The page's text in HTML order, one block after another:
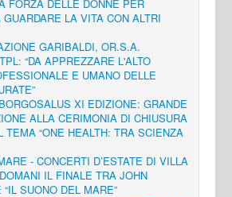
FORZA DELLE DONNE PER
LA VITA CON ALTRI
GARIBALDI, OR.S.A.
“DA APPREZZARE L'ALTO
E UMANO DELLE
XI EDIZIONE: GRANDE
ALLA CERIMONIA DI CHIUSURA
TEMA “ONE HEALTH: TRA SCIENZA
- CONCERTI D’ESTATE DI VILLA
IL FINALE TRA JOHN
SUONO DEL MARE”